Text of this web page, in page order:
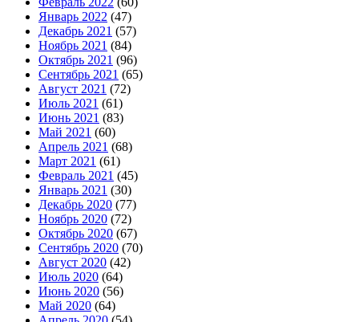
Январь 2022 (47)
Декабрь 2021 (57)
Ноябрь 2021 (84)
Октябрь 2021 (96)
Сентябрь 2021 (65)
Август 2021 (72)
Июль 2021 (61)
Июнь 2021 (83)
Май 2021 (60)
Апрель 2021 (68)
Март 2021 (61)
Февраль 2021 (45)
Январь 2021 (30)
Декабрь 2020 (77)
Ноябрь 2020 (72)
Октябрь 2020 (67)
Сентябрь 2020 (70)
Август 2020 (42)
Июль 2020 (64)
Июнь 2020 (56)
Май 2020 (64)